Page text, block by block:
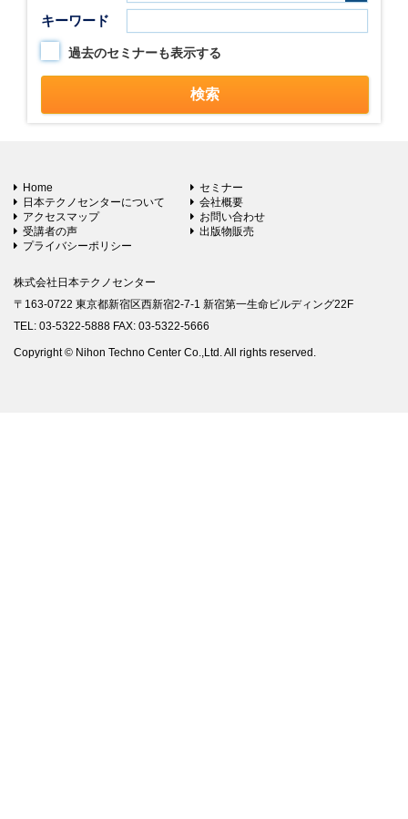
キーワード
過去のセミナーも表示する
Home
セミナー
日本テクノセンターについて
会社概要
アクセスマップ
お問い合わせ
受講者の声
出版物販売
プライバシーポリシー
株式会社日本テクノセンター
〒163-0722 東京都新宿区西新宿2-7-1 新宿第一生命ビルディング22F
TEL: 03-5322-5888 FAX: 03-5322-5666
Copyright © Nihon Techno Center Co.,Ltd. All rights reserved.